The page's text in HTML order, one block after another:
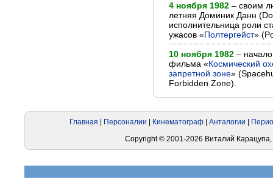
4 ноября 1982 – своим
летняя Доминик Данн
исполнительница роли
ужасов «Полтергейст»
10 ноября 1982 –
фильма «Космический
запретной зоне»
Forbidden Zone).